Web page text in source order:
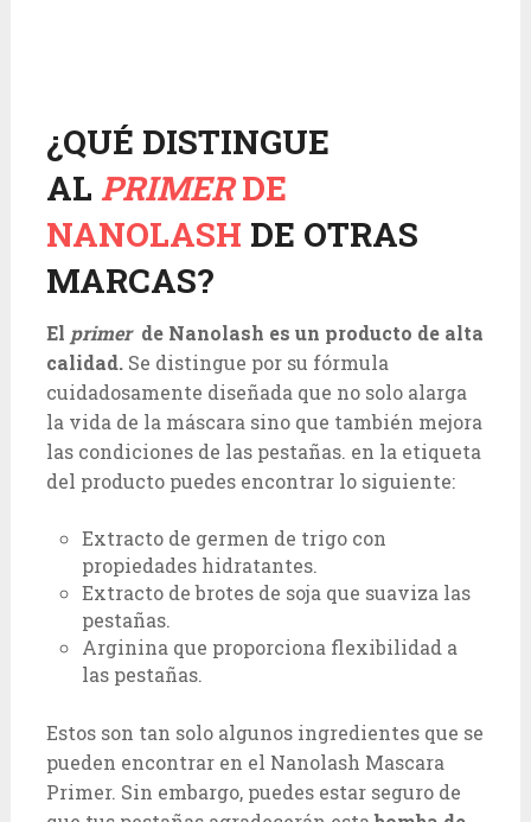
¿QUÉ DISTINGUE
AL PRIMERDE
NANOLASH DE OTRAS
MARCAS?
El primer de Nanolash es un producto de alta
calidad. Se distingue por su fórmula
cuidadosamente diseñada que no solo alarga
la vida de la máscara sino que también mejora
las condiciones de las pestañas. en la etiqueta
del producto puedes encontrar lo siguiente:
Extracto de germen de trigo con
propiedades hidratantes.
Extracto de brotes de soja que suaviza las
pestañas.
Arginina que proporciona flexibilidad a
las pestañas.
Estos son tan solo algunos ingredientes que se
pueden encontrar en el Nanolash Mascara
Primer. Sin embargo, puedes estar seguro de